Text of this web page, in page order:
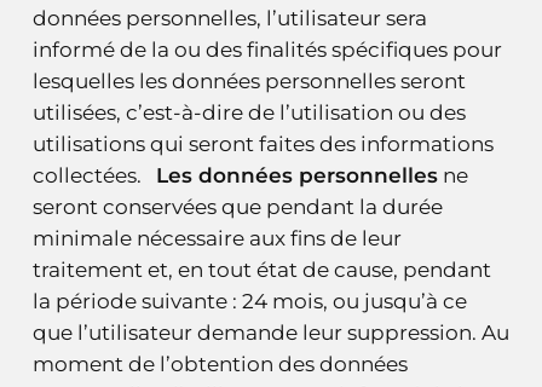
données personnelles, l’utilisateur sera
informé de la ou des finalités spécifiques pour
lesquelles les données personnelles seront
utilisées, c’est-à-dire de l’utilisation ou des
utilisations qui seront faites des informations
collectées. Les données personnellesne
seront conservées que pendant la durée
minimale nécessaire aux fins de leur
traitement et, en tout état de cause, pendant
la période suivante : 24 mois, ou jusqu’à ce
que l’utilisateur demande leur suppression. Au
moment de l’obtention des données